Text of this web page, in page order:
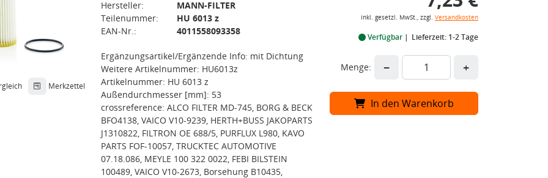
Merkzettel
Hersteller:
MANN-FILTER
Teilenummer:
HU 6013 z
EAN-Nr.:
4011558093358
Ergänzungsartikel/Ergänzende Info: mit Dichtung
Weitere Artikelnummer: HU6013z
Artikelnummer: HU 6013 z
Außendurchmesser [mm]: 53
crossreference: ALCO FILTER MD-745, BORG & BECK
BFO4138, VAICO V10-9239, HERTH+BUSS JAKOPARTS
J1310822, FILTRON OE 688/5, PURFLUX L980, KAVO
PARTS FOF-10057, TRUCKTEC AUTOMOTIVE
07.18.086, MEYLE 100 322 0022, FEBI BILSTEIN
100489, VAICO V10-2673, Borsehung B10435,
inkl. gesetzl. MwSt., zzgl. Versandkosten
Verfügbar Lieferzeit: 1-2 Tage
Menge: − +
In den Warenkorb